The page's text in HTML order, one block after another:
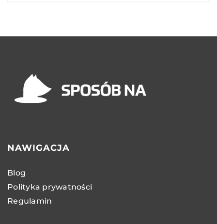
NAWIGACJA
Blog
Polityka prywatności
Regulamin